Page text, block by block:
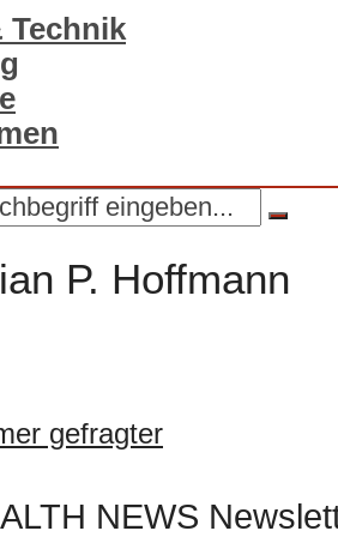
Technik
P. Hoffmann
gefragter
NEWS